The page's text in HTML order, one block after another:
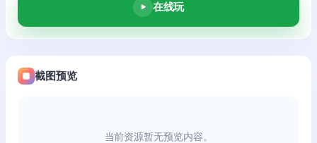
在线玩
截图预览
当前资源暂无预览内容。